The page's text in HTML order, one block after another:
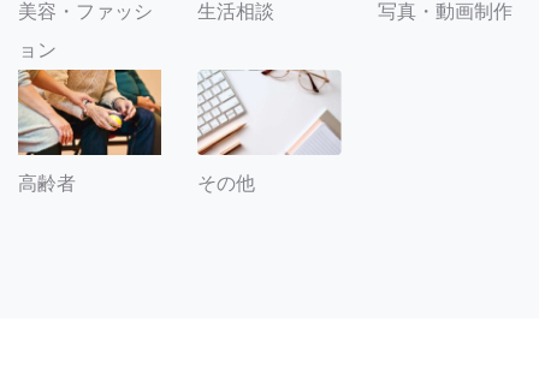
美容・ファッシ
ョン
生活相談 写真・動画制作
高齢者 その他